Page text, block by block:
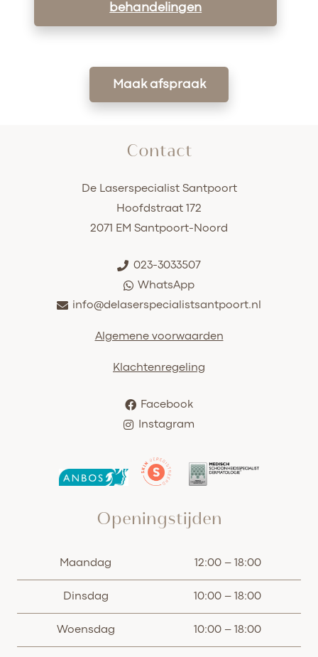
behandelingen
Maak afspraak
Contact
De Laserspecialist Santpoort
Hoofdstraat 172
2071 EM Santpoort-Noord
023-3033507
WhatsApp
info@delaserspecialistsantpoort.nl
Algemene voorwaarden
Klachtenregeling
Facebook
Instagram
Openingstijden
Maandag 12:00 – 18:00
Dinsdag 10:00 – 18:00
Woensdag 10:00 – 18:00